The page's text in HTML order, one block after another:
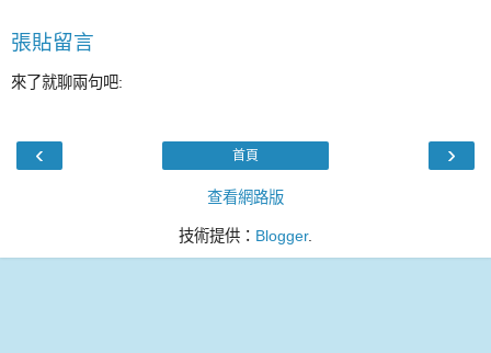
張貼留言
來了就聊兩句吧:
‹ ›
首頁
查看網路版
技術提供： Blogger.